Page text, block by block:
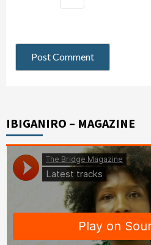
IBIGANIRO – MAGAZINE